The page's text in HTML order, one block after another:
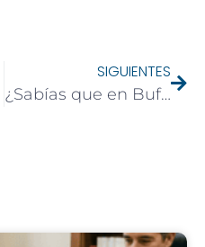
SIGUIENTES
¿Sabías que en Bufete Martín Aranda también ofrecemos servicios de asesoría laboral?